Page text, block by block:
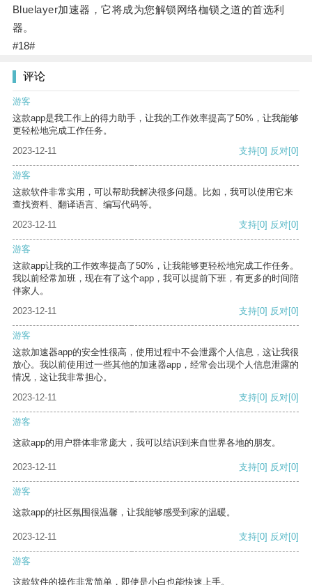
Bluelayer加速器，它将成为您解锁网络枷锁之道的首选利
器。
#18#
评论
游客
这款app是我工作上的得力助手，让我的工作效率提高了50%，让我能够
更轻松地完成工作任务。
2023-12-11
支持[0] 反对[0]
游客
这款软件非常实用，可以帮助我解决很多问题。比如，我可以使用它来
查找资料、翻译语言、编写代码等。
2023-12-11
支持[0] 反对[0]
游客
这款app让我的工作效率提高了50%，让我能够更轻松地完成工作任务。
我以前经常加班，现在有了这个app，我可以提前下班，有更多的时间陪
伴家人。
2023-12-11
支持[0] 反对[0]
游客
这款加速器app的安全性很高，使用过程中不会泄露个人信息，这让我很
放心。我以前使用过一些其他的加速器app，经常会出现个人信息泄露的
情况，这让我非常担心。
2023-12-11
支持[0] 反对[0]
游客
这款app的用户群体非常庞大，我可以结识到来自世界各地的朋友。
2023-12-11 支持[0] 反对[0]
游客
这款app的社区氛围很温馨，让我能够感受到家的温暖。
2023-12-11 支持[0] 反对[0]
游客
这款软件的操作非常简单，即使是小白也能快速上手。